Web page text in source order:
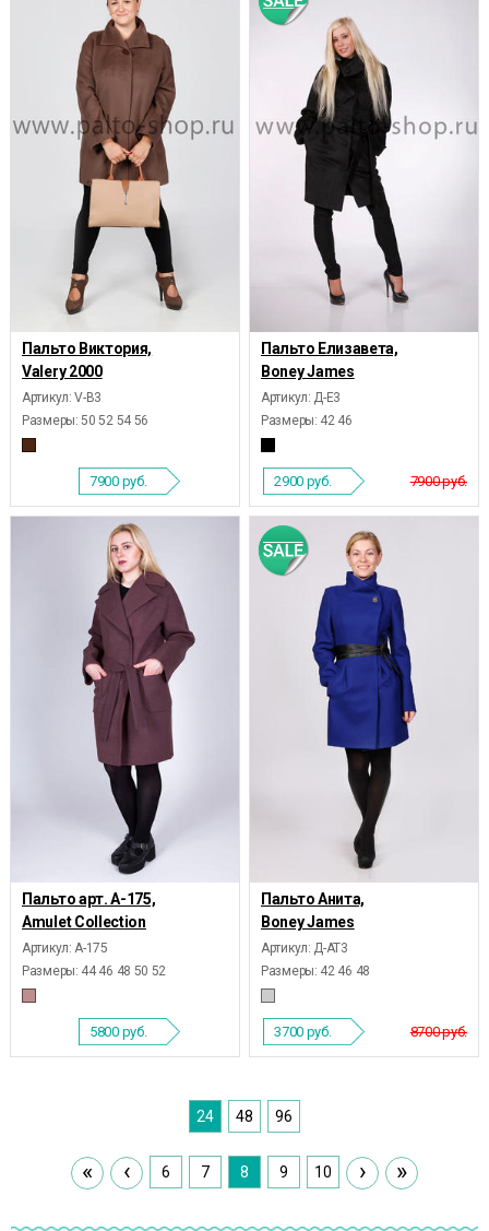
Пальто Виктория,
Valery 2000
Артикул: V-B3
Размеры: 50 52 54 56
7900 руб.
Пальто Елизавета,
Boney James
Артикул: Д-Е3
Размеры: 42 46
7900 руб.
2900 руб.
Пальто арт. А-175,
Amulet Collection
Артикул: А-175
Размеры: 44 46 48 50 52
5800 руб.
Пальто Анита,
Boney James
Артикул: Д-АТ3
Размеры: 42 46 48
8700 руб.
3700 руб.
24 48 96
« ‹ 6 7 8 9 10 › »